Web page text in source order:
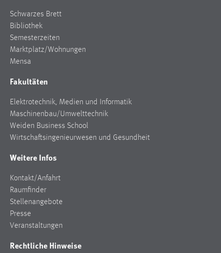
Schwarzes Brett
Bibliothek
Semesterzeiten
Marktplatz/Wohnungen
Mensa
Fakultäten
Elektrotechnik, Medien und Informatik
Maschinenbau/Umwelttechnik
Weiden Business School
Wirtschaftsingenieurwesen und Gesundheit
Weitere Infos
Kontakt/Anfahrt
Raumfinder
Stellenangebote
Presse
Veranstaltungen
Rechtliche Hinweise